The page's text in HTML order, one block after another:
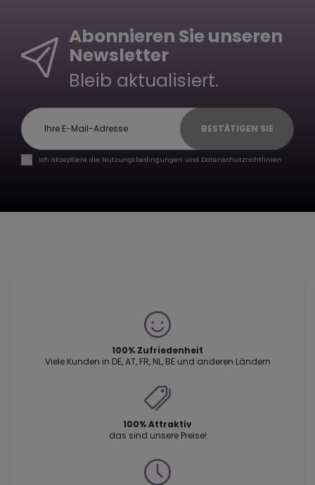
Abonnieren Sie unseren
Newsletter
Bleib aktualisiert.
BESTÄTIGEN SIE
Ich akzeptiere die Nutzungsbedingungen und Datenschutzrichtlinien
100% Zufriedenheit
Viele Kunden in DE, AT, FR, NL, BE und anderen Ländern
100% Attraktiv
das sind unsere Preise!